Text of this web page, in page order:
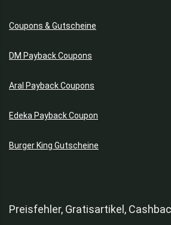
Coupons & Gutscheine
DM Payback Coupons
Aral Payback Coupons
Edeka Payback Coupon
Burger King Gutscheine
Preisfehler, Gratisartikel,